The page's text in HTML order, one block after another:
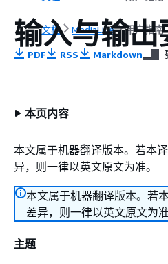
文档 MediaLive 用户指南
输入与输出
PDF RSS Markdown
本页内容
本文属于机器翻译版本。若本
异，则一律以英文原文为准。
本文属于机器翻译版本。若
差异，则一律以英文原文为准
主题